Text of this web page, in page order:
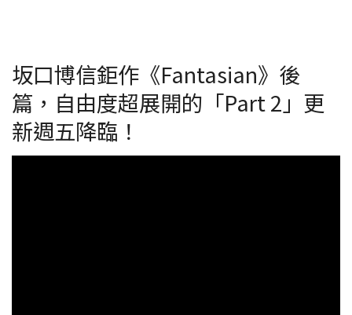
坂口博信鉅作《Fantasian》後
篇，自由度超展開的「Part 2」更
新週五降臨！